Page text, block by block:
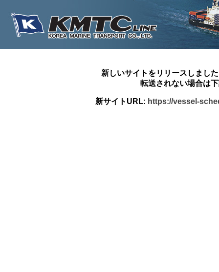
新しいサイトをリリースしまし
転送されない場合は
新サイトURL: https://vessel-